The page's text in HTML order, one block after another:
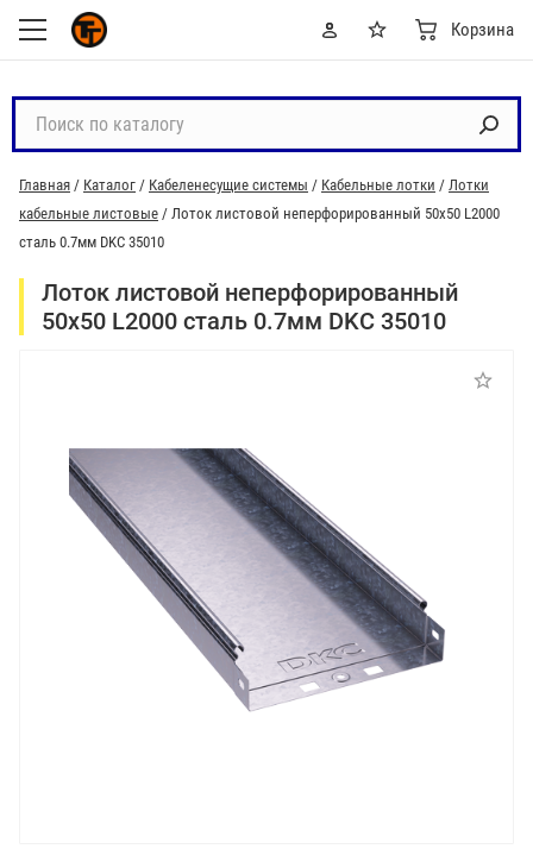
Корзина
с
к
п
о
а
Главная / Каталог / Кабеленесущие системы / Кабельные лотки / Лотки
кабельные листовые / Лоток листовой неперфорированный 50х50 L2000
сталь 0.7мм DKC 35010
Лоток листовой неперфорированный
50х50 L2000 сталь 0.7мм DKC 35010